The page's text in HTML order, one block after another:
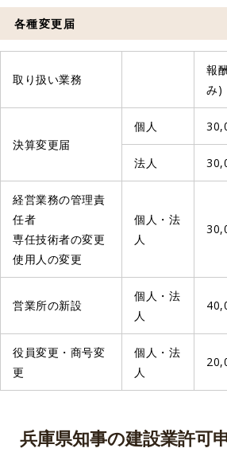
各種変更届
取り扱い業務
報
み)
決算変更届
個人
法人
経営業務の管理責
任者
専任技術者の変更
使用人の変更
個人・法
人
営業所の新設
個人・法
人
役員変更・商号変
更
個人・法
人
兵庫県知事の建設業許可